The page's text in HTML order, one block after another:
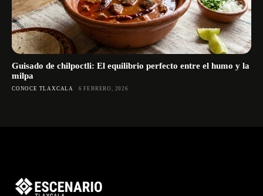
Guisado de chilpoctli: El equilibrio perfecto entre el humo y la
milpa
CONOCE TLAXCALA 6 FEBRERO, 2026